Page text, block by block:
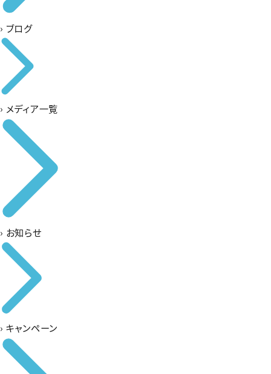
› ブログ
› メディア一覧
› お知らせ
› キャンペーン